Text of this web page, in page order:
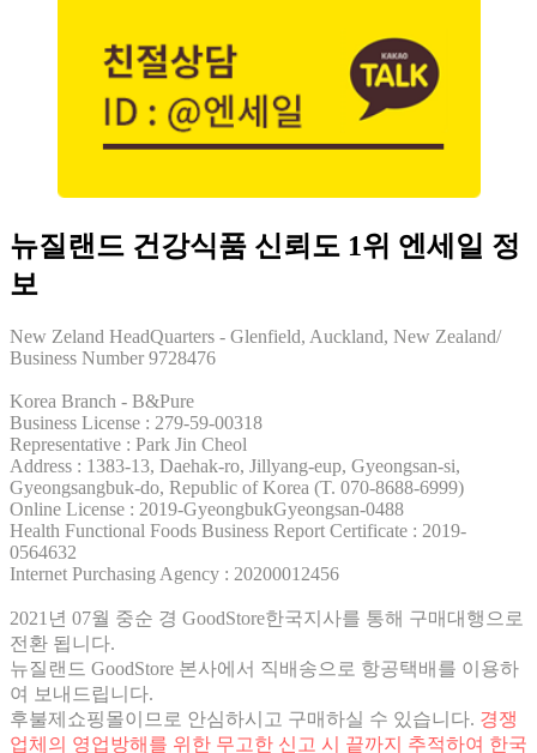
뉴질랜드 건강식품 신뢰도 1위 엔세일 정
보
New Zeland HeadQuarters - Glenfield, Auckland, New Zealand/
Business Number 9728476
Korea Branch - B&Pure
Business License : 279-59-00318
Representative : Park Jin Cheol
Address : 1383-13, Daehak-ro, Jillyang-eup, Gyeongsan-si,
Gyeongsangbuk-do, Republic of Korea (T. 070-8688-6999)
Online License : 2019-GyeongbukGyeongsan-0488
Health Functional Foods Business Report Certificate : 2019-
0564632
Internet Purchasing Agency : 20200012456
2021년 07월 중순 경 GoodStore한국지사를 통해 구매대행으로
전환 됩니다.
뉴질랜드 GoodStore 본사에서 직배송으로 항공택배를 이용하
여 보내드립니다.
후불제쇼핑몰이므로 안심하시고 구매하실 수 있습니다. 경쟁
업체의 영업방해를 위한 무고한 신고 시 끝까지 추적하여 한국